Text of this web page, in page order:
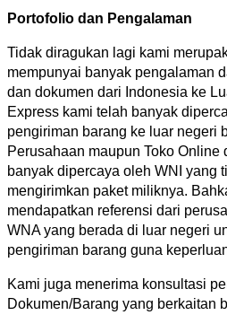
Portofolio dan Pengalaman
Tidak diragukan lagi kami
mempunyai banyak pengalaman
dan dokumen dari Indonesia ke
Express kami telah banyak
pengiriman barang ke luar negeri
Perusahaan maupun Toko Online
banyak dipercaya oleh WNI yang
mengirimkan paket miliknya.
mendapatkan referensi dari
WNA yang berada di luar negeri
pengiriman barang guna
Kami juga menerima konsultasi
Dokumen/Barang yang berkaitan